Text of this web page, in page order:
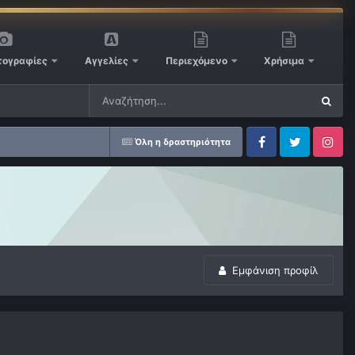
Αγγελίες Περιεχόμενο Χρήσιμα
Όλη η δραστηριότητα
FacebookTwitter Instagram
Εμφάνιση προφίλ